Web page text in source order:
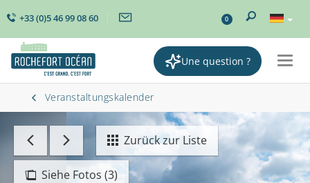
+33 (0)5 46 99 08 60 0
Une question ?
Veranstaltungskalender
Zurück zur Liste
Siehe Fotos (3)